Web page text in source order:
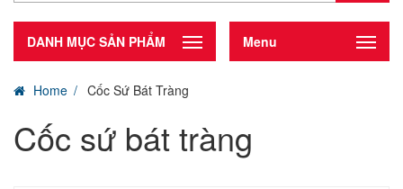
DANH MỤC SẢN PHẨM Menu
Home Cốc Sứ Bát Tràng
Cốc sứ bát tràng